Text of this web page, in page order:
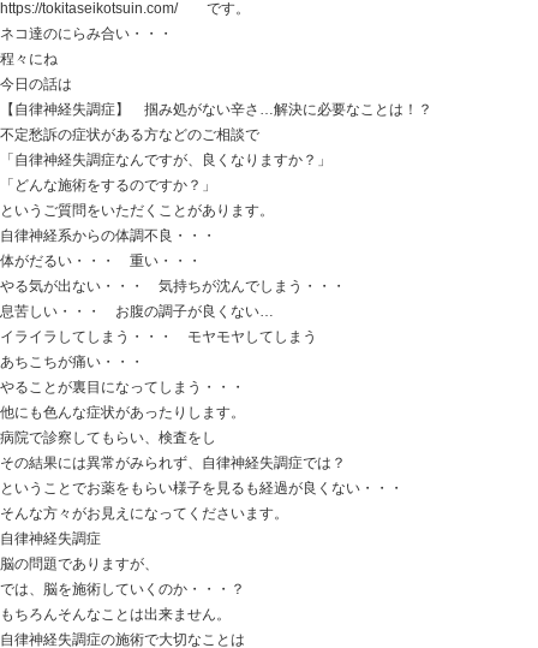
スマホ首・・・？
年齢的な問題・・・？
それなら・・・
姿勢を良くすればいいのか？
頚椎のカーブを付ければいいのか？
デスクワークせず運動すればいいのか？
スマホ使わなければいいのか？
若返るしかないのか？
どうでしょう？
これ等のことをしっかりこなせば
頚椎椎間板ヘルニアが良くなる感じがありますか？
なかなか難しい感じがしませんか？
頚椎椎間板ヘルニアなってしまう患者さんの原因は
もちろん、その方によっても違ったりもします。
でもその中でも多い原因は
腕の問題 だったりします。
腕の痛み 腕のしびれのこと・・・？